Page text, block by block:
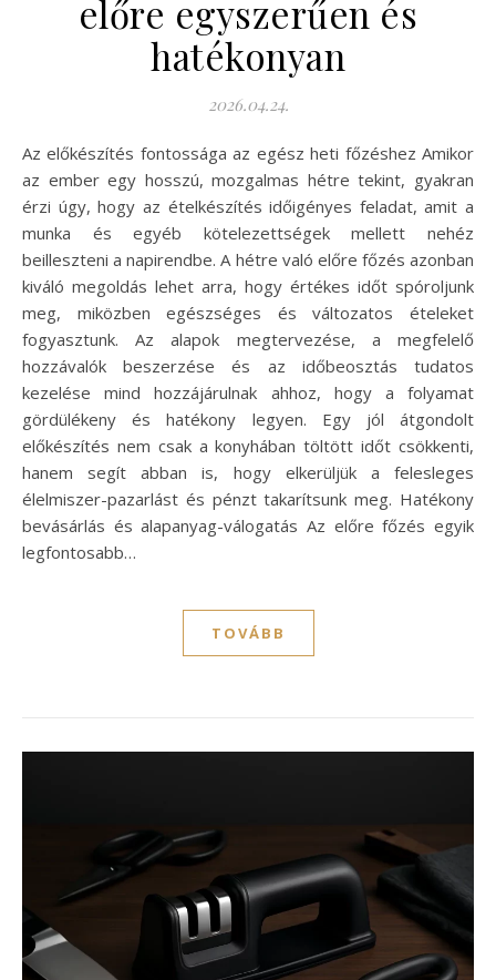
előre egyszerűen és
hatékonyan
2026.04.24.
Az előkészítés fontossága az egész heti főzéshez Amikor
az ember egy hosszú, mozgalmas hétre tekint, gyakran
érzi úgy, hogy az ételkészítés időigényes feladat, amit a
munka és egyéb kötelezettségek mellett nehéz
beilleszteni a napirendbe. A hétre való előre főzés azonban
kiváló megoldás lehet arra, hogy értékes időt spóroljunk
meg, miközben egészséges és változatos ételeket
fogyasztunk. Az alapok megtervezése, a megfelelő
hozzávalók beszerzése és az időbeosztás tudatos
kezelése mind hozzájárulnak ahhoz, hogy a folyamat
gördülékeny és hatékony legyen. Egy jól átgondolt
előkészítés nem csak a konyhában töltött időt csökkenti,
hanem segít abban is, hogy elkerüljük a felesleges
élelmiszer-pazarlást és pénzt takarítsunk meg. Hatékony
bevásárlás és alapanyag-válogatás Az előre főzés egyik
legfontosabb…
TOVÁBB